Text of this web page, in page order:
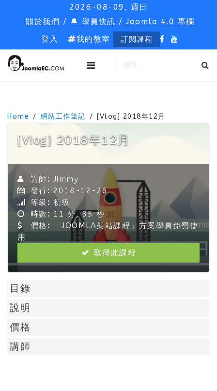
2026-08-09, 週日
關於我們 / 🔔 學員快訊 /Joomla 4.0 專欄
登入
我的教室 訂閱課程
Home 網站工作筆記 [Vlog] 2018年12月
[Vlog] 2018年12月
講師: Jimmy
發行: 2018-12-26
等級: 初級
時數: 11 分, 35 秒
價格: 「JOOMLA架站課程」方案學員免費使
用
取得此課程
目錄
說明
價格
講師